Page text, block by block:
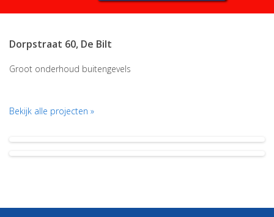
Dorpstraat 60, De Bilt
Groot onderhoud buitengevels
Bekijk alle projecten »